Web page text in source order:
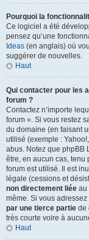
Pourquoi la
Ce logiciel a été
pensez qu’une
Ideas (en anglais) où
suggérer de nouvelles.
Haut
Qui contacter pour les
forum ?
Contactez n’importe
forum ». Si vous restez
du domaine (en faisant
utilisé (exemple :
abus. Notez que phpBB
être, en aucun cas, tenu
forum est utilisé. Il est
légale (cessions et
non directement liée au
même. Si vous
par une tierce partie de
très courte voire à
Haut